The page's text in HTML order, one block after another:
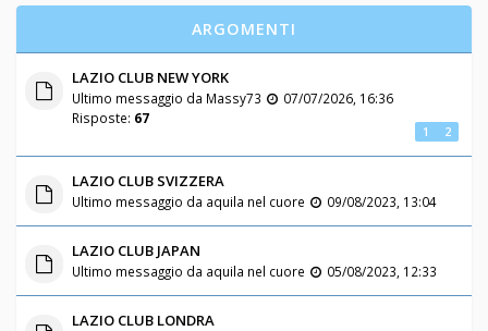
ARGOMENTI
LAZIO CLUB NEW YORK
Ultimo messaggio da Massy73
07/07/2026, 16:36
Risposte: 67
1 2
LAZIO CLUB SVIZZERA
Ultimo messaggio da aquila nel cuore 09/08/2023, 13:04
LAZIO CLUB JAPAN
Ultimo messaggio da aquila nel cuore 05/08/2023, 12:33
LAZIO CLUB LONDRA